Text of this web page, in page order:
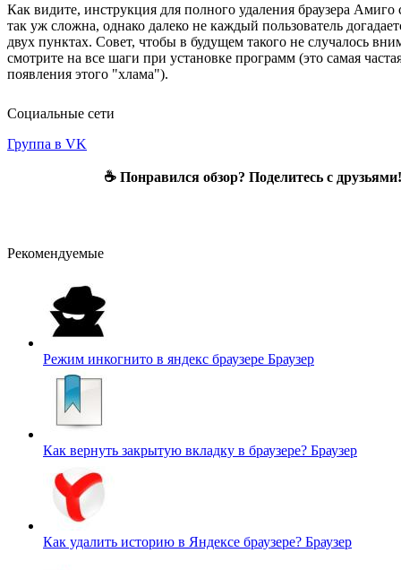
Как видите, инструкция для полного удаления браузера Амиго
так уж сложна, однако далеко не каждый пользователь
двух пунктах. Совет, чтобы в будущем такого не случалось
смотрите на все шаги при установке программ (это самая
появления этого "хлама").
Социальные сети
Группа в VK
☕ Понравился обзор? Поделитесь с
Рекомендуемые
Режим инкогнито в яндекс браузере Браузер
Как вернуть закрытую вкладку в браузере? Браузер
Как удалить историю в Яндексе браузере? Браузер